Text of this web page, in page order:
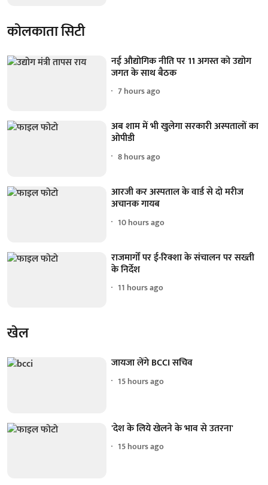
कोलकाता सिटी
नई औद्योगिक नीति पर 11 अगस्त को उद्योग
जगत के साथ बैठक
7 hours ago
अब शाम में भी खुलेगा सरकारी अस्पतालों का
ओपीडी
8 hours ago
आरजी कर अस्पताल के वार्ड से दो मरीज
अचानक गायब
10 hours ago
राजमार्गों पर ई-रिक्शा के संचालन पर सख्ती
के निर्देश
11 hours ago
खेल
जायजा लेंगे BCCI सचिव
15 hours ago
'देश के लिये खेलने के भाव से उतरना'
15 hours ago